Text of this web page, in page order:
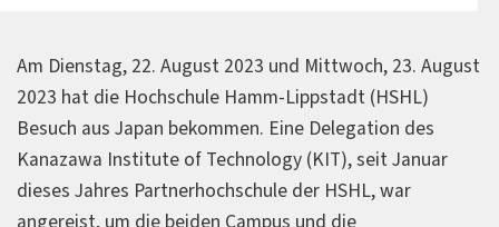
Am Dienstag, 22. August 2023 und Mittwoch, 23. August
2023 hat die Hochschule Hamm-Lippstadt (HSHL)
Besuch aus Japan bekommen. Eine Delegation des
Kanazawa Institute of Technology (KIT), seit Januar
dieses Jahres Partnerhochschule der HSHL, war